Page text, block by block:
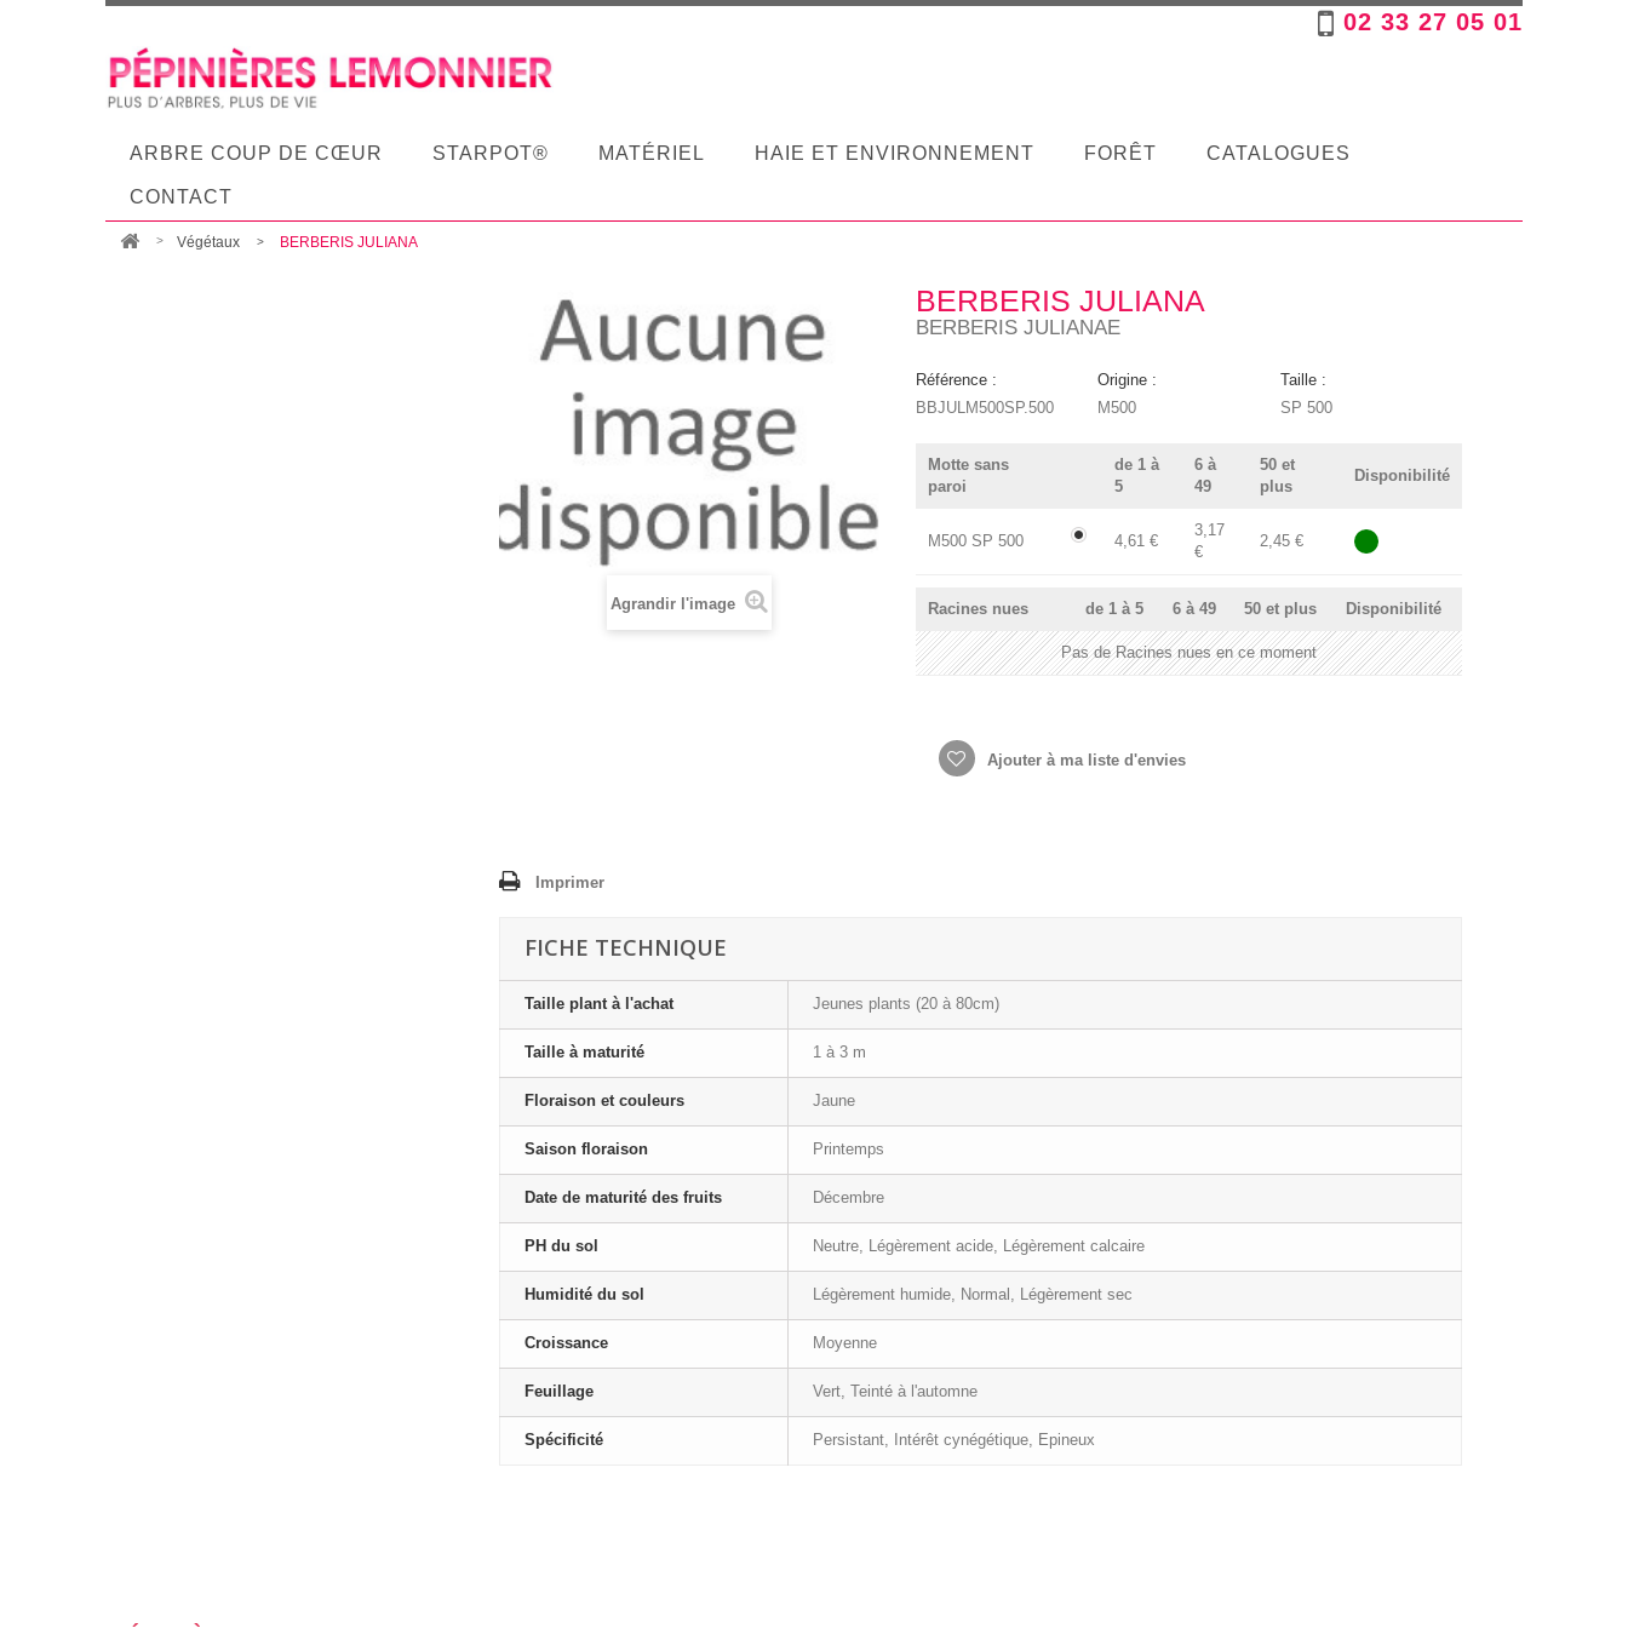
02 33 27 05 01
ARBRE COUP DE CŒUR STARPOT® MATÉRIEL HAIE ET ENVIRONNEMENT FORÊT CATALOGUES
CONTACT
Végétaux BERBERIS JULIANA
Agrandir l'image
BERBERIS JULIANA
BERBERIS JULIANAE
Référence :
BBJULM500SP.500
Origine :
M500
Taille :
SP 500
Motte sans
paroi
de 1 à
5
6 à
49
50 et
plus
Disponibilité
M500 SP 500 4,61 €
3,17
€
2,45 €
Racines nues de 1 à 5 6 à 49 50 et plus Disponibilité
Pas de Racines nues en ce moment
Ajouter à ma liste d'envies
Imprimer
FICHE TECHNIQUE
Taille plant à l'achat Jeunes plants (20 à 80cm)
Taille à maturité 1 à 3 m
Floraison et couleurs Jaune
Saison floraison Printemps
Date de maturité des fruits Décembre
PH du sol Neutre, Légèrement acide, Légèrement calcaire
Humidité du sol Légèrement humide, Normal, Légèrement sec
Croissance Moyenne
Feuillage Vert, Teinté à l'automne
Spécificité Persistant, Intérêt cynégétique, Epineux